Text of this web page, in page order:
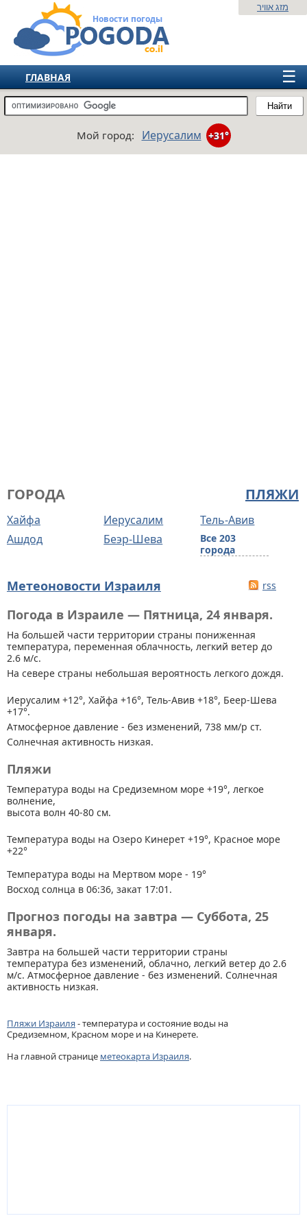
Новости погоды
Найти
מזג אוויר
☰
ГЛАВНАЯ
ИЗРАИЛЬ
ЕВРОПА
Мой город: Иерусалим +31°
ПЛЯЖИ
ГОРОДА
Хайфа Иерусалим
Тель-Авив
Ашдод
Беэр-Шева
Все 203
города
Метеоновости Израиля rss
Погода в Израиле — Пятница, 24 января.
На большей части территории страны пониженная
температура, переменная облачность, легкий ветер до
2.6 м/с.
На севере страны небольшая вероятность легкого дождя.
Иерусалим +12°, Хайфа +16°, Тель-Авив +18°, Беер-Шева
+17°.
Атмосферное давление - без изменений, 738 мм/р ст.
Солнечная активность низкая.
Пляжи
Температура воды на Средиземном море +19°, легкое
волнение,
высота волн 40-80 см.
Температура воды на Озеро Кинерет +19°, Красное море
+22°
Температура воды на Мертвом море - 19°
Восход солнца в 06:36, закат 17:01.
Прогноз погоды на завтра — Суббота, 25
января.
Завтра на большей части территории страны
температура без изменений, облачно, легкий ветер до 2.6
м/с. Атмосферное давление - без изменений. Солнечная
активность низкая.
Пляжи Израиля- температура и состояние воды на
Средиземном, Красном море и на Кинерете.
На главной странице метеокарта Израиля.